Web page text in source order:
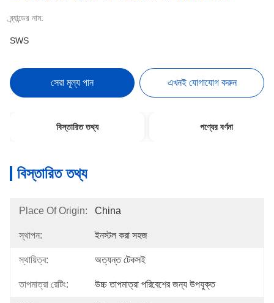
ব্র্যান্ডের নাম:
SWS
সেরা মূল্য পান এখনই যোগাযোগ করুন
বিস্তারিত তথ্য পণ্যের বর্ণনা
বিস্তারিত তথ্য
Place Of Origin: China
স্থাপন: ইনস্টল করা সহজ
স্থায়িত্ব: অত্যন্ত টেকসই
তাপমাত্রা রেটিং: উচ্চ তাপমাত্রা পরিবেশের জন্য উপযুক্ত